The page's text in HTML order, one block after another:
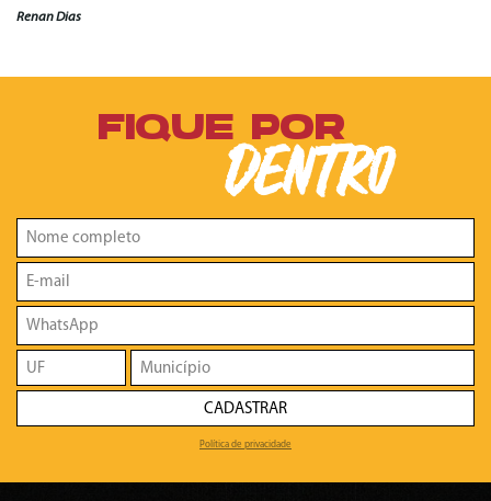
Renan Dias
FIQUE POR
DENTRO
CADASTRAR
Política de privacidade